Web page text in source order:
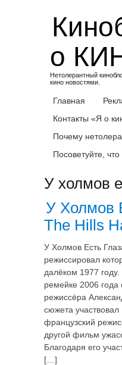
о
Нетолерантный
кино новостями.
Главная
Контакты «Я о
Почему
Посоветуйте,
У холмов
У Холмов
The Hills
У Холмов Есть
режиссировал
далёком 1977
ремейке 2006
режиссёра
сюжета
французский
другой фильм
Благодаря его
[…]